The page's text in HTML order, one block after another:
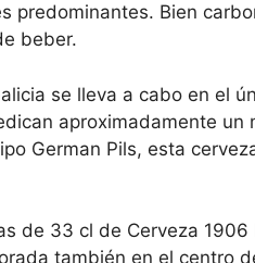
predominantes. Bien
beber.
se lleva a cabo en el
aproximadamente
German Pils, esta
de 33 cl de Cerveza
también en el centro